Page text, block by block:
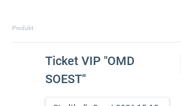
Produkt
Ticket VIP "OMD
SOEST"